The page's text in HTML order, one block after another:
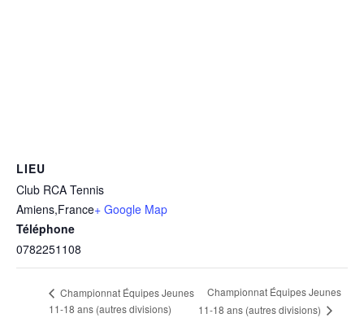
LIEU
Club RCA Tennis
Amiens,France+ Google Map
Téléphone
0782251108
Championnat Équipes Jeunes
11-18 ans (autres divisions)
Championnat Équipes Jeunes
11-18 ans (autres divisions)